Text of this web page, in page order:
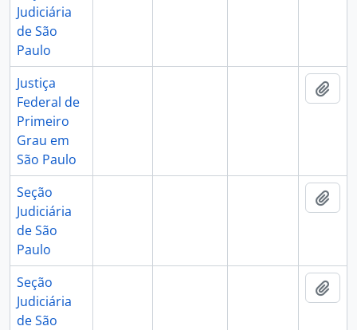
Judiciária
de São
Paulo
Justiça
Federal de
Primeiro
Grau em
São Paulo
Seção
Judiciária
de São
Paulo
Seção
Judiciária
de São